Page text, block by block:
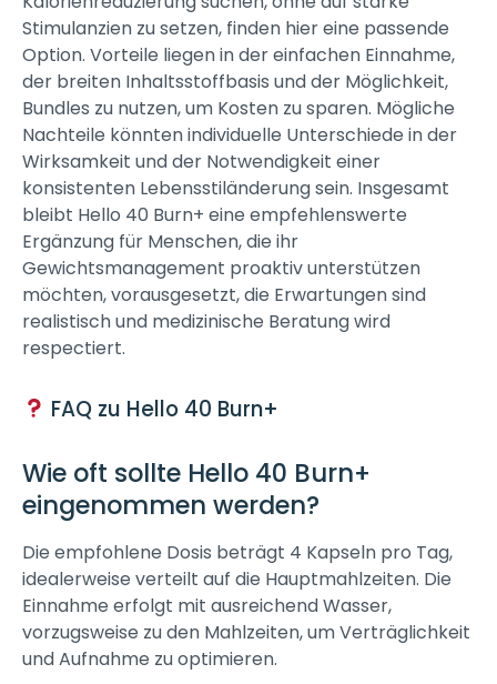
Stimulanzien zu setzen, finden hier eine passende
Option. Vorteile liegen in der einfachen Einnahme,
der breiten Inhaltsstoffbasis und der Möglichkeit,
Bundles zu nutzen, um Kosten zu sparen. Mögliche
Nachteile könnten individuelle Unterschiede in der
Wirksamkeit und der Notwendigkeit einer
konsistenten Lebensstiländerung sein. Insgesamt
bleibt Hello 40 Burn+ eine empfehlenswerte
Ergänzung für Menschen, die ihr
Gewichtsmanagement proaktiv unterstützen
möchten, vorausgesetzt, die Erwartungen sind
realistisch und medizinische Beratung wird
respectiert.
FAQ zu Hello 40 Burn+
Wie oft sollte Hello 40 Burn+
eingenommen werden?
Die empfohlene Dosis beträgt 4 Kapseln pro Tag,
idealerweise verteilt auf die Hauptmahlzeiten. Die
Einnahme erfolgt mit ausreichend Wasser,
vorzugsweise zu den Mahlzeiten, um Verträglichkeit
und Aufnahme zu optimieren.